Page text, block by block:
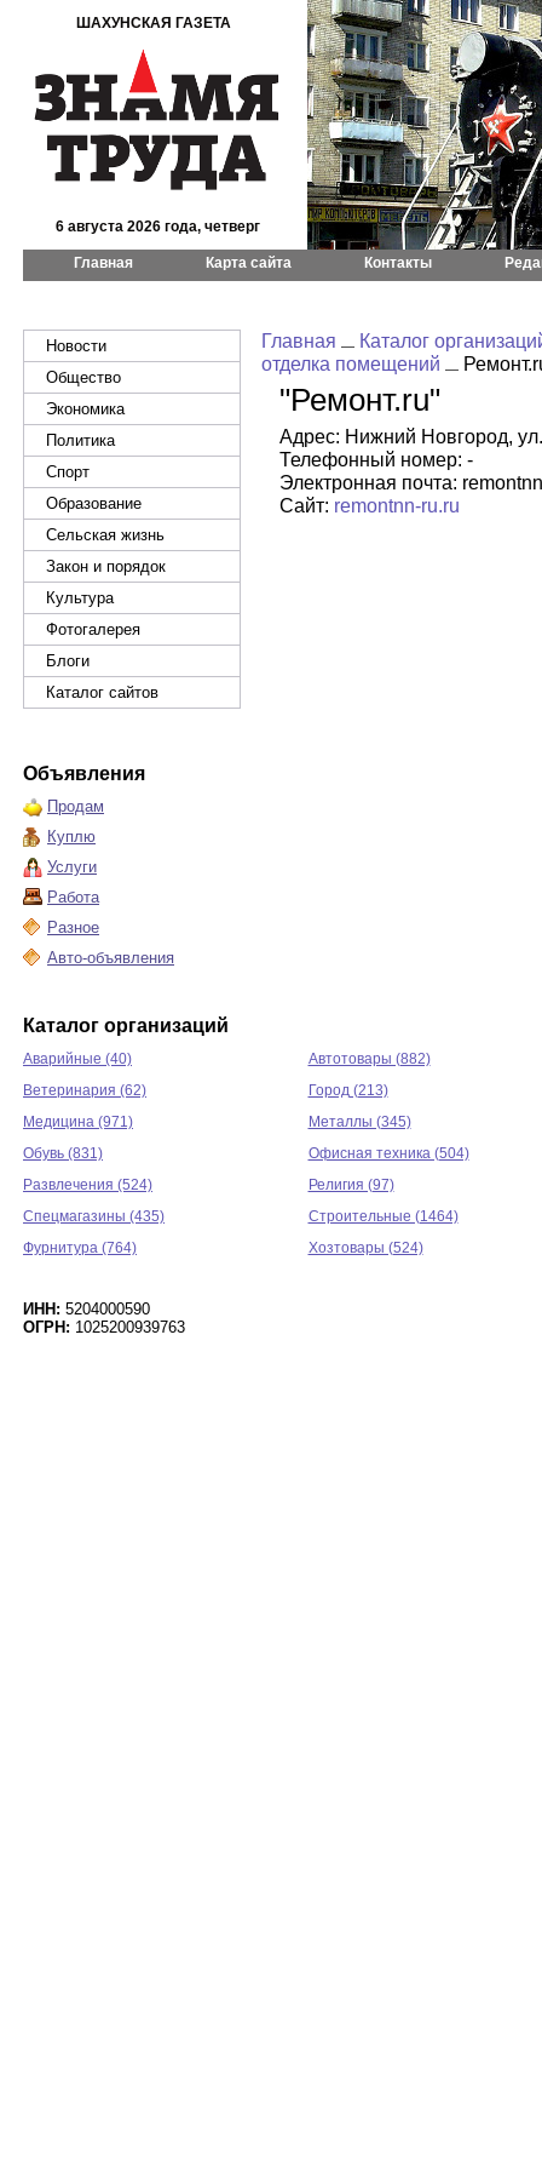
ШАХУНСКАЯ ГАЗЕТА
6 августа 2026 года, четверг
Главная Карта сайта Контакты
Новости
Общество
Экономика
Политика
Спорт
Образование
Сельская жизнь
Закон и порядок
Культура
Фотогалерея
Блоги
Каталог сайтов
Объявления
Продам
Куплю
Услуги
Работа
Разное
Авто-объявления
Главная
Каталог
отделка помещений
"Ремонт.ru"
Адрес: Нижний Новгород,
Телефонный номер: -
Электронная почта:
Сайт: remontnn-ru.ru
Каталог организаций
Аварийные (40)
Автотовары (882)
Ветеринария (62)
Город (213)
Медицина (971)
Металлы (345)
Обувь (831)
Офисная техника (504)
Развлечения (524)
Религия (97)
Спецмагазины (435)
Строительные (1464)
Фурнитура (764)
Хозтовары (524)
ИНН: 5204000590
ОГРН: 1025200939763